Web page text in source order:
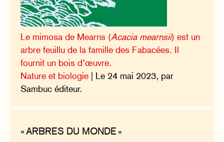
Le mimosa de Mearns (Acacia mearnsii) est un
arbre feuillu de la famille des Fabacées. Il
fournit un bois d’œuvre.
Nature et biologie | Le 24 mai 2023, par
Sambuc éditeur.
« ARBRES DU MONDE »